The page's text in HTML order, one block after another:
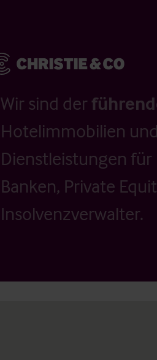
Wir sind der
Hotelimmobilien
Dienstleistungen
Banken, Private
Insolvenzverwalter.